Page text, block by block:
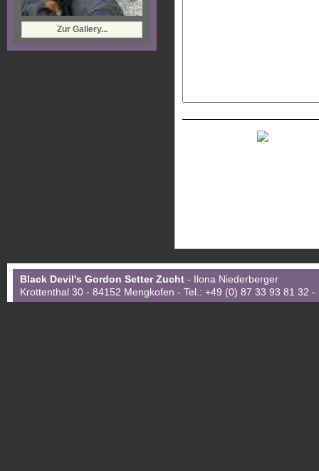
Zur Gallery...
Black Devil's Gordon Setter Zucht - Ilona Niederberger
Krottenthal 30 - 84152 Mengkofen - Tel.: +49 (0) 87 33 93 81 32